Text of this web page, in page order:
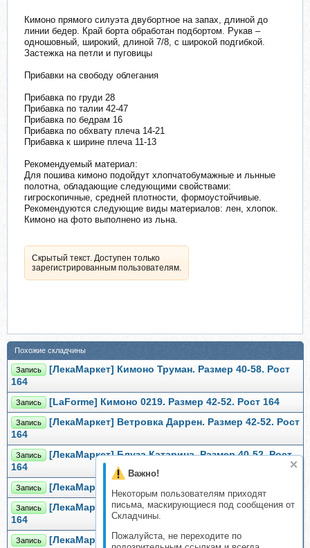
Важно!
Некоторым пользователям приходят
письма, маскирующиеся под сообщения от
Складчины.
Пожалуйста, не переходите по
Кимоно прямого силуэта двубортное на запах, длиной до
линии бедер. Край борта обработан подбортом. Рукав –
одношовный, широкий, длиной 7/8, с широкой подгибкой.
Застежка на петли и пуговицы
Прибавки на свободу облегания
Прибавка по груди 28
Прибавка по талии 42-47
Прибавка по бедрам 16
Прибавка по обхвату плеча 14-21
Прибавка к ширине плеча 11-13
Рекомендуемый материал:
Для пошива кимоно подойдут хлопчатобумажные и льнные
полотна, обладающие следующими свойствами:
гигроскопичные, средней плотности, формоустойчивые.
Рекомендуются следующие виды материалов: лен, хлопок.
Кимоно на фото выполнено из льна.
Скрытый текст. Доступен только
зарегистрированным пользователям.
Похожие складчины
Запись
[ЛекаМаркет] Кимоно Труман. Размер 40-58. Рост
164
Запись [LaForme] Кимоно 0219. Размер 42-52. Рост 164
Запись
[ЛекаМаркет] Ветровка Даррен. Размер 42-52. Рост
164
Запись
[ЛекаМаркет] Блуза Катарина. Размер 40-52. Рост
164
Запись [ЛекаМаркет] Блуза Шелли. Размер 40-52. Рост 164
Запись
[ЛекаМаркет] Шорты Кристен. Размер 40-52. Рост
164
Запись
[ЛекаМаркет] Брюки Джиджи. Размер 40-52. Рост